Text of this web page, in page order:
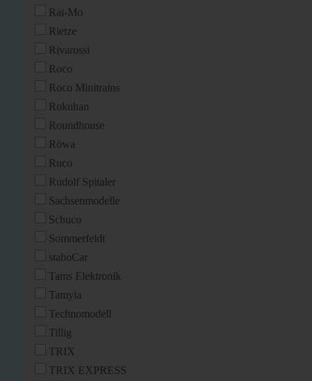
Rai-Mo
Rietze
Rivarossi
Roco
Roco Minitrains
Rokuhan
Roundhouse
Röwa
Ruco
Rudolf Spitaler
Sachsenmodelle
Schuco
Sommerfeldt
staboCar
Tams Elektronik
Tamyia
Technomodell
Tillig
TRIX
TRIX EXPRESS